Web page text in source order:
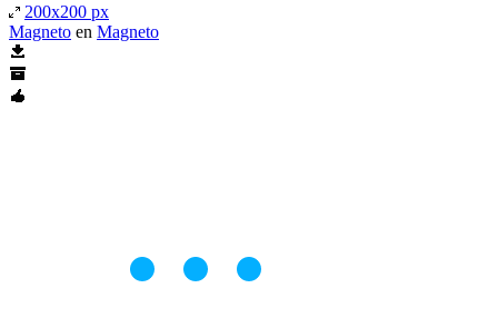
200x200 px
Magneto en Magneto